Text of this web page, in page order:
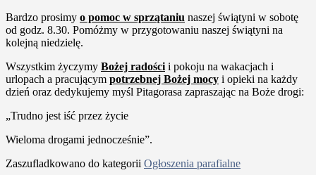
Bardzo prosimy o pomoc w sprzątaniu naszej świątyni w sobotę
od godz. 8.30. Pomóżmy w przygotowaniu naszej świątyni na
kolejną niedzielę.
Wszystkim życzymy Bożej radości i pokoju na wakacjach i
urlopach a pracującym potrzebnej Bożej mocy i opieki na każdy
dzień oraz dedykujemy myśl Pitagorasa zapraszając na Boże drogi:
„Trudno jest iść przez życie
Wieloma drogami jednocześnie”.
Zaszufladkowano do kategorii Ogłoszenia parafialne